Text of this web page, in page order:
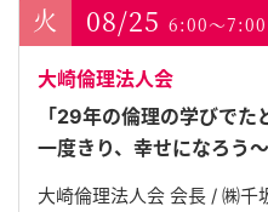
08/25 6:00～7:00
大崎倫理法人会
「29年の倫理の学びで
一度きり、幸せになろう～
大崎倫理法人会 会長 / ㈱千